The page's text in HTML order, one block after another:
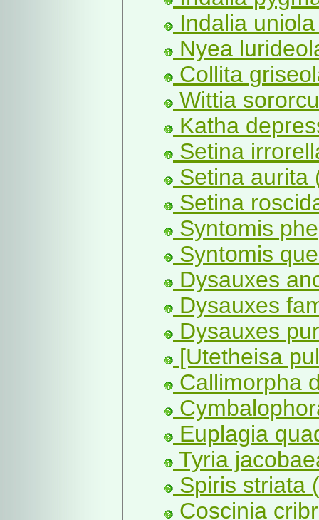
Indalia
Nyea
Collita
Wittia
Katha
Setina
Setina aurita
Setina
Syntomis
Syntomis
Dysauxes
Dysauxes
Dysauxes
[Utetheisa
Callimorpha
Euplagia
Tyria
Spiris striata
Coscinia